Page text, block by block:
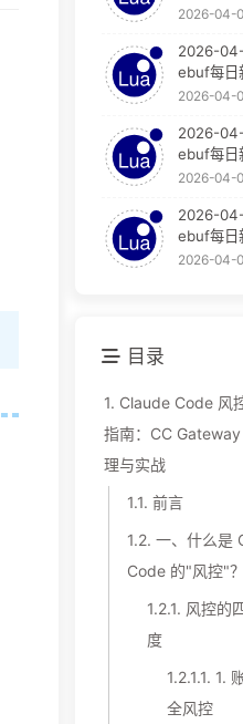
2026-04-
2026-
ebuf每日
2026-04-
2026-
ebuf每日
2026-04-
2026-
ebuf每日
2026-04-
目录
1. Claude Code 风
指南：CC
理与实战
1.1. 前言
1.2. 一、什么是
Code 的"风控"
1.2.1. 风控的
度
1.2.1.1. 1.
全风控